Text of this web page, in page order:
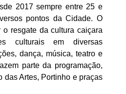
2017 sempre entre 25 e
pontos da Cidade. O
o resgate da cultura caiçara
culturais em diversas
dança, música, teatro e
parte da programação,
das Artes, Portinho e praças